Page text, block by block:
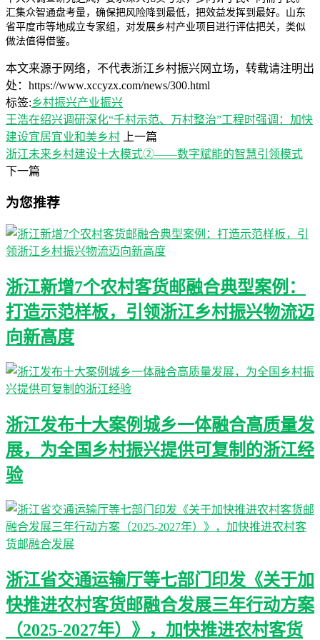
汇集众智通盘考量，确保把风险降到最低，把效益发挥到最好。山东
省平度市等地成立专家组，对发展乡村产业项目进行评估把关，类似
做法值得借鉴。
本文来源于网络，不代表浙江乡村振兴网立场，转载请注明出
处：https://www.xccyzx.com/news/300.html
标签:乡村振兴产业振兴
王浩在绍兴调研深化“千村示范、万村整治”工程时强调：加快
建设宜居宜业和美乡村
上一篇
浙江未来乡村建设十大模式②——数字赋能的智慧引领模式
下一篇
为您推荐
浙江新增7个农村客货邮融合典型案例：
打造示范样板，引领浙江乡村振兴物流迈
向新高度
浙江发布十大案例城乡一体融合高质量发
展，为全国乡村振兴提供可复制的浙江经
验
浙江省交通运输厅等七部门印发《关于加
快推进农村客货邮融合发展三年行动方案
（2025-2027年）》，加快推进农村客货